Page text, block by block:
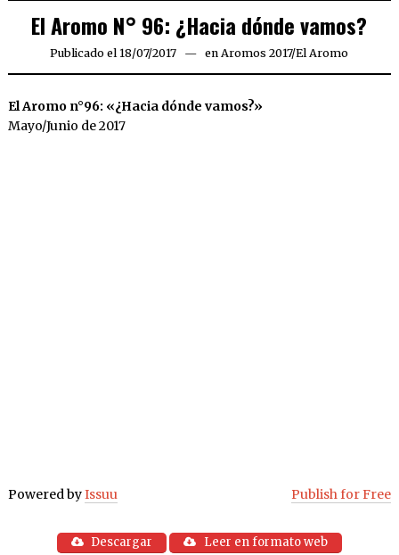
El Aromo N° 96: ¿Hacia dónde vamos?
Publicado el 18/07/2017 06/03/2019
en Aromos 2017/El Aromo
El Aromo n°96: «¿Hacia dónde vamos?»
Mayo/Junio de 2017
Powered byIssuu Publish for Free
Descargar Leer en formato web